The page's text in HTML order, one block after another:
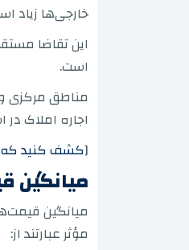
خارجی‌ها زیاد
این تقاضا
است.
مناطق مرکزی و
اجاره املاک
[کشف کنید که
میانگین
میانگین
مؤثر عبارتند از: